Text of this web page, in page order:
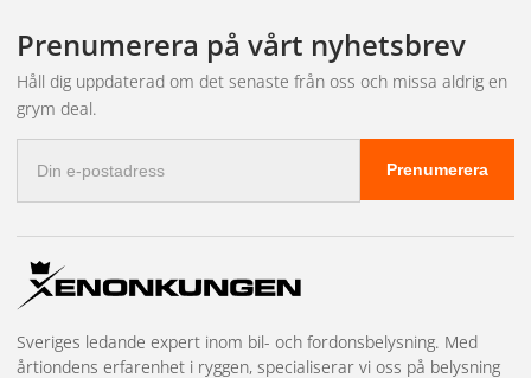
Obs!Kontrollerns utgång kan delas mellan flera ljuskällor
med hjälp av fördelningskablar, splitters eller Wago-
klämmor. Maximal belastning är 20 W.
monteras på en plats som är skyddad mot vatten och fukt.
Prenumerera på vårt nyhetsbrev
Håll dig uppdaterad om det senaste från oss och missa aldrig en
grym deal.
postadress
Prenumerera
Sveriges ledande expert inom bil- och fordonsbelysning. Med
årtiondens erfarenhet i ryggen, specialiserar vi oss på belysning